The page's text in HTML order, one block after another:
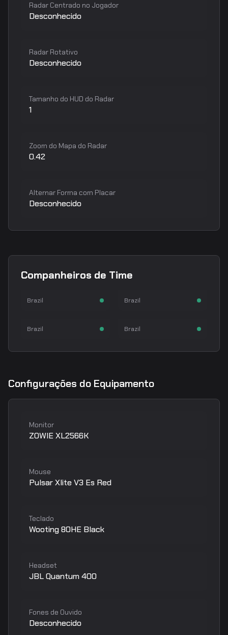
Radar Centrado no Jogador
Desconhecido
Radar Rotativo
Desconhecido
Tamanho do HUD do Radar
1
Zoom do Mapa do Radar
0.42
Alternar Forma com Placar
Desconhecido
Companheiros de Time
AWPer
dumau
Eduardo Wolkme
Brazil Rifler
Bruno Rebelatto
Brazil
Rifler
Vinicius Pereira
Brazil Rifler
saadzin
Brazil
Configurações do Equipamento
Monitor
ZOWIE XL2566K
Mouse
Pulsar Xlite V3 Es Red
Teclado
Wooting 80HE Black
Headset
JBL Quantum 400
Fones de Ouvido
Desconhecido